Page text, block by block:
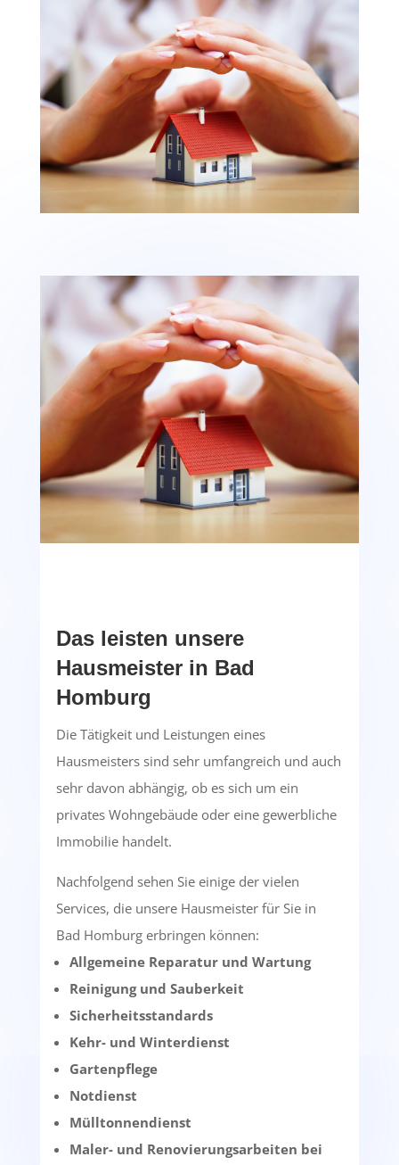
Das leisten unsere
Hausmeister in Bad
Homburg
Die Tätigkeit und Leistungen eines
Hausmeisters sind sehr umfangreich und auch
sehr davon abhängig, ob es sich um ein
privates Wohngebäude oder eine gewerbliche
Immobilie handelt.
Nachfolgend sehen Sie einige der vielen
Services, die unsere Hausmeister für Sie in
Bad Homburg erbringen können:
Allgemeine Reparatur und Wartung
Reinigung und Sauberkeit
Sicherheitsstandards
Kehr- und Winterdienst
Gartenpflege
Notdienst
Mülltonnendienst
Maler- und Renovierungsarbeiten bei